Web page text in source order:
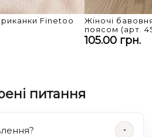
Finetoo
Жіночі
поясом (арт.
105.00 грн.
питання